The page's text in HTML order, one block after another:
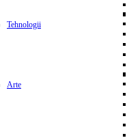
Tehnologii
Arte